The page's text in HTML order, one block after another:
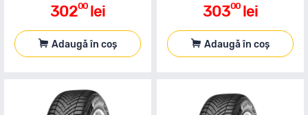
30200 lei
Adaugă în coș
30300 lei
Adaugă în coș